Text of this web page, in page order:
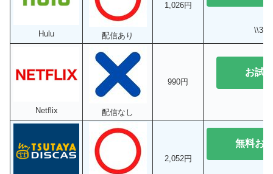
Hulu 配信あり
1,026円
\\31
Netflix 配信なし
990円
お試
2,052円
無料お